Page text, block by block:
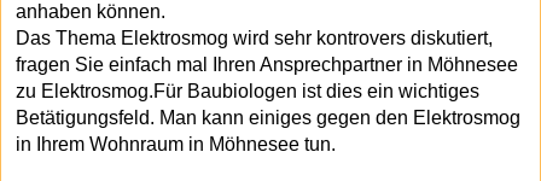
anhaben können.
Das Thema Elektrosmog wird sehr kontrovers diskutiert,
fragen Sie einfach mal Ihren Ansprechpartner in Möhnesee
zu Elektrosmog.Für Baubiologen ist dies ein wichtiges
Betätigungsfeld. Man kann einiges gegen den Elektrosmog
in Ihrem Wohnraum in Möhnesee tun.